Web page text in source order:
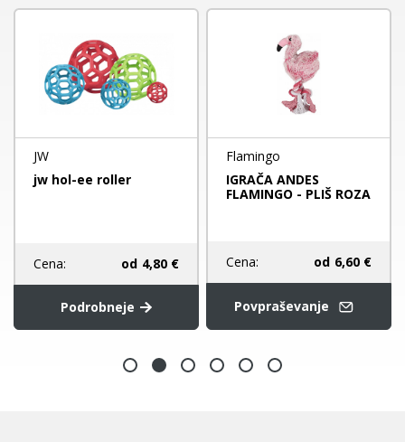
JW
jw hol-ee roller
Cena: od 4,80 €
Podrobneje
Flamingo
IGRAČA ANDES
FLAMINGO - PLIŠ ROZA
Cena: od 6,60 €
Povpraševanje